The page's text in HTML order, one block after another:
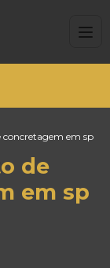
concretagem em sp
de
em sp